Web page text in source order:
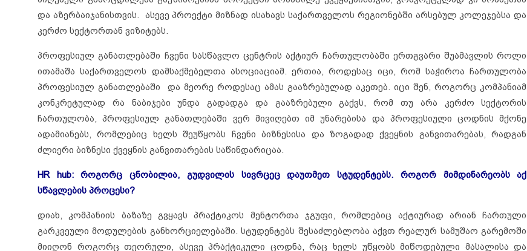
და აზერბაიჯანისთვის. ასევე პროექტი მიზნად ისახავს საქართველოს რეგიონებში არსებულ კოლეჯებსა და
კერძო სექტორთან ვიზიტებს.
პროფესიულ განათლებაში ჩვენი სასწავლო ცენტრის აქტიურ ჩართულობაში ერთგვარი შუამავლის როლი
ითამაშა საქართველოს დამსაქმებელთა ასოციაციამ. ერთია, როდესაც იცი, რომ საჭიროა ჩართულობა
პროფესიულ განათლებაში და მეორე როდესაც ამას გააზრებულად აკეთებ. იცი შენ, როგორც კომპანიამ
კონკრეტულად რა ნაბიჯები უნდა გადადგა და გააზრებული გაქვს, რომ თუ არა კერძო სექტორის
ჩართულობა, პროფესიულ განათლებაში ვერ მივიღებთ იმ უნარებისა და პროფესიული ცოდნის მქონე
ადამიანებს, რომლებიც ხელს შეუწყობს ჩვენი ბიზნესისა და ზოგადად ქვეყნის განვითარებას, რადგან
ძლიერი ბიზნესი ქვეყნის განვითარების საწინდარიცაა.
HR hub: როგორც ცნობილია, გუდვილის სივრცეც დაუთმეთ სტუდენტებს. როგორ მიმდინარეობს აქ
სწავლების პროცესი?
დიახ, კომპანიის ბაზაზე გვყავს პრაქტიკოს მენტორთა ჯგუფი, რომლებიც აქტიურად არიან ჩართული
გარკვეული მოდულების განხორციელებაში. სტუდენტებს შესაძლებლობა აქვთ რეალურ სამუშაო გარემოში
მიიღონ როგორც თეორული, ასევე პრაქტიკული ცოდნა, რაც ხელს უწყობს მიწოდებული მასალისა და